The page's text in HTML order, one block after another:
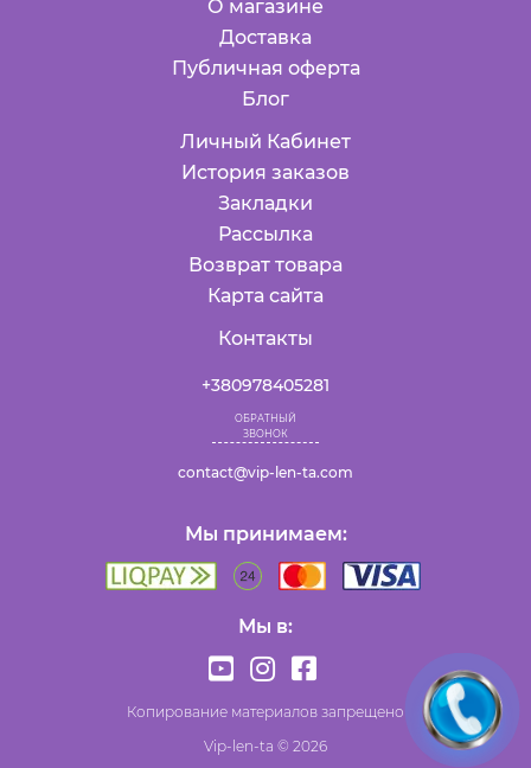
О магазине
Доставка
Публичная оферта
Блог
Личный Кабинет
История заказов
Закладки
Рассылка
Возврат товара
Карта сайта
Контакты
+380978405281
ОБРАТНЫЙ
ЗВОНОК
contact@vip-len-ta.com
Мы принимаем:
Мы в:
Копирование материалов запрещено
Vip-len-ta © 2026